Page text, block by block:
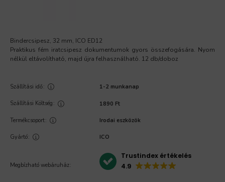
Bindercsipesz, 32 mm, ICO ED12
Praktikus fém iratcsipesz dokumentumok gyors összefogására. Nyom
nélkül eltávolítható, majd újra felhasználható. 12 db/doboz
Szállítási idő 1-2 munkanap
Szállítási Költség 1890 Ft
Termékcsoport Irodai eszközök
Gyártó ICO
Megbízható webáruház
Trustindex értékelés
4.9